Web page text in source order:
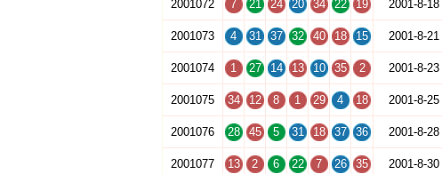
2001072 7 21 24 20 34 22 19 2001-8-18
2001073 4 31 37 32 40 18 15 2001-8-21
2001074 1 27 14 13 10 35 2 2001-8-23
2001075 34 12 8 1 29 4 18 2001-8-25
2001076 28 45 5 31 18 37 36 2001-8-28
2001077 13 2 6 22 7 26 35 2001-8-30